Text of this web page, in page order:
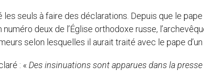
les seuls à faire des déclarations. Depuis que le
deux de l’Église orthodoxe russe,
selon lesquelles il aurait traité avec le pape d’un
: « Des insinuations sont apparues dans la